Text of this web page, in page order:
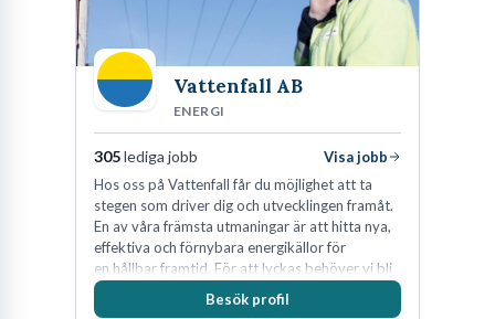
Vattenfall AB
ENERGI
305lediga jobb
Visa jobb
Hos oss på Vattenfall får du möjlighet att ta
stegen som driver dig och utvecklingen framåt.
En av våra främsta utmaningar är att hitta nya,
effektiva och förnybara energikällor för
en hållbar framtid. För att lyckas behöver vi bli
fler medarbetare som vill göra skillnad.
Besök profil